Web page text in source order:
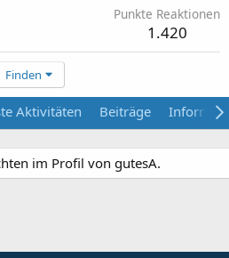
Punkte Reaktionen
1.420
Finden
Aktivitäten Beiträge
im Profil von gutesA.